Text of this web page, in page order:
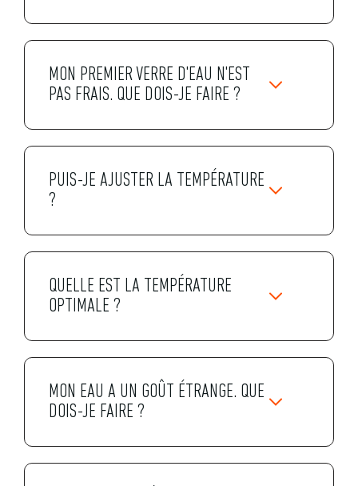
MON PREMIER VERRE D'EAU N'EST
PAS FRAIS. QUE DOIS-JE FAIRE ?
PUIS-JE AJUSTER LA TEMPÉRATURE
?
QUELLE EST LA TEMPÉRATURE
OPTIMALE ?
MON EAU A UN GOÛT ÉTRANGE. QUE
DOIS-JE FAIRE ?